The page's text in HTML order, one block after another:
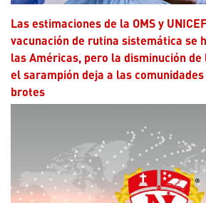
Las estimaciones de la OMS y UNICEF muestran que la
vacunación de rutina sistemática se
las Américas, pero la disminución
el sarampión deja a las
brotes